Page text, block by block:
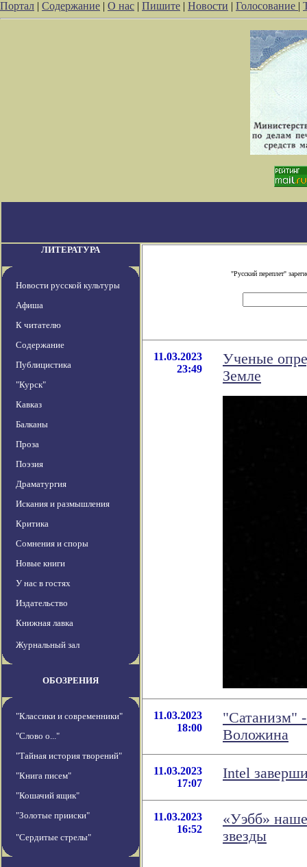
Портал | Содержание | О нас | Пишите | Новости | Голосование |
ЛИТЕРАТУРА
Новости русской культуры
Афиша
К читателю
Содержание
Публицистика
"Курск"
Кавказ
Балканы
Проза
Поэзия
Драматургия
Искания и размышления
Критика
Сомнения и споры
Новые книги
У нас в гостях
Издательство
Книжная лавка
Журнальный зал
ОБОЗРЕНИЯ
"Классики и современники"
"Слово о..."
"Тайная история творений"
"Книга писем"
"Кошачий ящик"
"Золотые прииски"
"Сердитые стрелы"
"Русский переплет"
11.03.2023
23:49
Ученые
Земле
11.03.2023
18:00
"Сатанизм"
Воложина
11.03.2023
17:07
Intel
11.03.2023
16:52
«Уэбб»
звезды